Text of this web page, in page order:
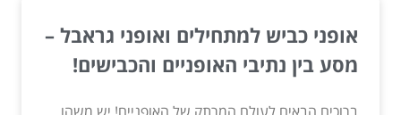
אופני כביש למתחילים ואופני גראבל –
מסע בין נתיבי האופניים והכבישים!